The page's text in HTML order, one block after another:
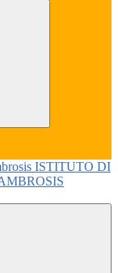
ISTITUTO DI